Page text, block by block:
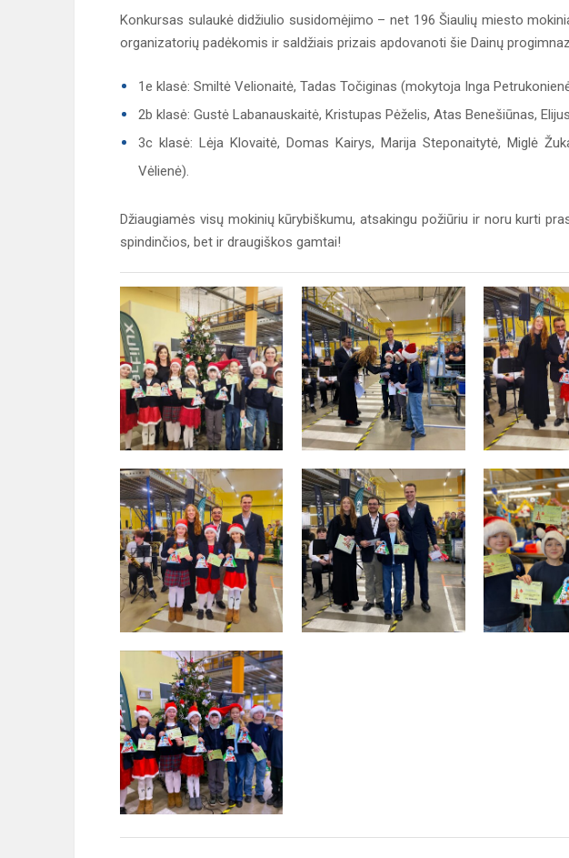
Konkursas sulaukė didžiulio susidomėjimo – net 196 Šiaulių miesto
organizatorių padėkomis ir saldžiais prizais apdovanoti šie Dainų
1e klasė: Smiltė Velionaitė, Tadas Točiginas (mokytoja Inga
2b klasė: Gustė Labanauskaitė, Kristupas Pėželis, Atas Benešiūnas,
3c klasė: Lėja Klovaitė, Domas Kairys, Marija Steponaitytė, Miglė
Vėlienė).
Džiaugiamės visų mokinių kūrybiškumu, atsakingu požiūriu ir noru kurti
spindinčios, bet ir draugiškos gamtai!